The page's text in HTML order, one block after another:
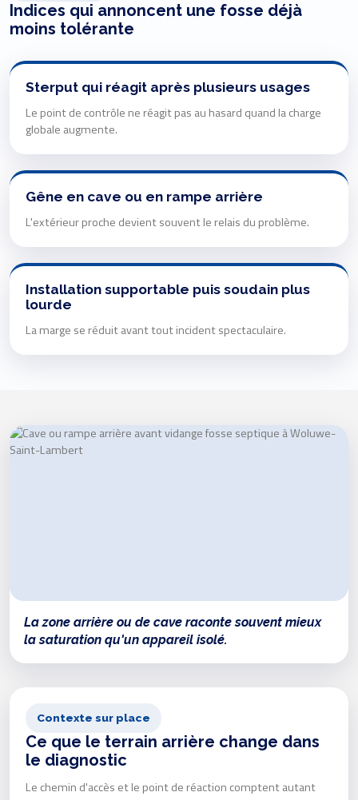
Indices qui annoncent une fosse déjà
moins tolérante
Sterput qui réagit après plusieurs usages
Le point de contrôle ne réagit pas au hasard quand la charge
globale augmente.
Gêne en cave ou en rampe arrière
L'extérieur proche devient souvent le relais du problème.
Installation supportable puis soudain plus
lourde
La marge se réduit avant tout incident spectaculaire.
La zone arrière ou de cave raconte souvent mieux
la saturation qu'un appareil isolé.
Contexte sur place
Ce que le terrain arrière change dans
le diagnostic
Le chemin d'accès et le point de réaction comptent autant